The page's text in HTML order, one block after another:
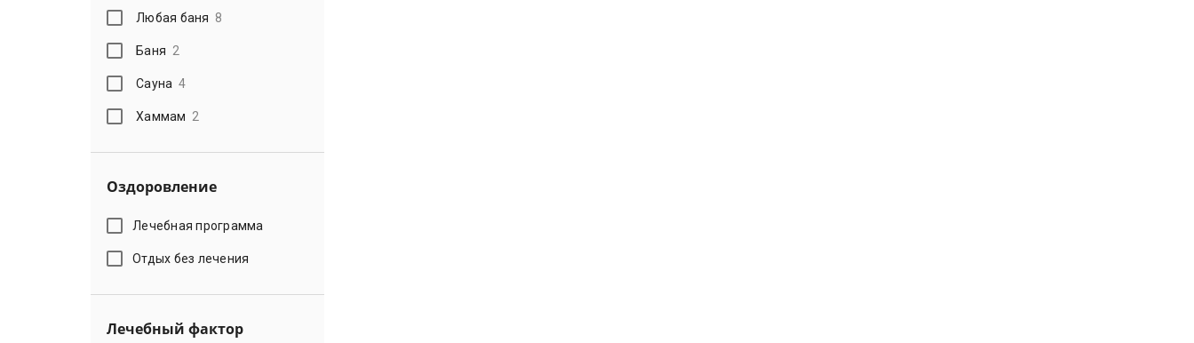
Любая баня 8
Баня 2
Сауна 4
Хаммам 2
Оздоровление
Лечебная программа
Отдых без лечения
Лечебный фактор